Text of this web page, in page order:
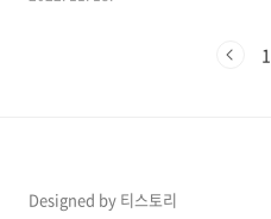
1
Designed by 티스토리